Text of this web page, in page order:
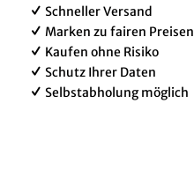
Schneller Versand
Marken zu fairen Preisen
Kaufen ohne Risiko
Schutz Ihrer Daten
Selbstabholung möglich